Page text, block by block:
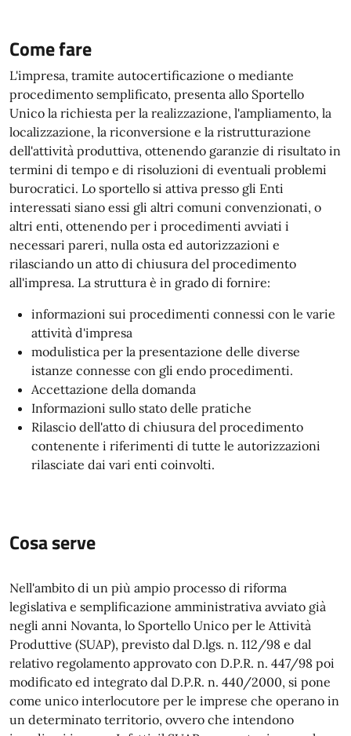
Come fare
L'impresa, tramite autocertificazione o mediante
procedimento semplificato, presenta allo Sportello
Unico la richiesta per la realizzazione, l'ampliamento, la
localizzazione, la riconversione e la ristrutturazione
dell'attività produttiva, ottenendo garanzie di risultato in
termini di tempo e di risoluzioni di eventuali problemi
burocratici. Lo sportello si attiva presso gli Enti
interessati siano essi gli altri comuni convenzionati, o
altri enti, ottenendo per i procedimenti avviati i
necessari pareri, nulla osta ed autorizzazioni e
rilasciando un atto di chiusura del procedimento
all'impresa. La struttura è in grado di fornire:
informazioni sui procedimenti connessi con le varie
attività d'impresa
modulistica per la presentazione delle diverse
istanze connesse con gli endo procedimenti.
Accettazione della domanda
Informazioni sullo stato delle pratiche
Rilascio dell'atto di chiusura del procedimento
contenente i riferimenti di tutte le autorizzazioni
rilasciate dai vari enti coinvolti.
Cosa serve
Nell'ambito di un più ampio processo di riforma
legislativa e semplificazione amministrativa avviato già
negli anni Novanta, lo Sportello Unico per le Attività
Produttive (SUAP), previsto dal D.lgs. n. 112/98 e dal
relativo regolamento approvato con D.P.R. n. 447/98 poi
modificato ed integrato dal D.P.R. n. 440/2000, si pone
come unico interlocutore per le imprese che operano in
un determinato territorio, ovvero che intendono